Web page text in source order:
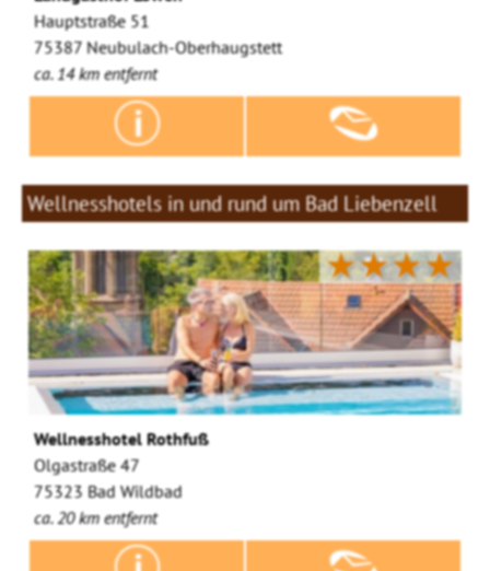
Hauptstraße 51
75387 Neubulach-Oberhaugstett
ca. 14 km entfernt
Wellnesshotels in und rund um Bad Liebenzell
★★★★
Wellnesshotel Rothfuß
Olgastraße 47
75323 Bad Wildbad
ca. 20 km entfernt